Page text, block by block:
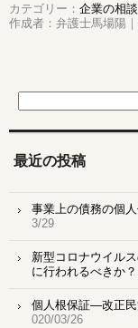
カテゴリー： 企業の相談
作成者：弁護士馬場陽
最近の投稿
事業上の債務の個
3/29
新型コロナウイル
に行われるべきか？
個人根保証―改正民
020/03/26